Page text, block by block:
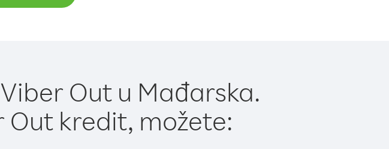
Out u Mađarska.
Out kredit, možete: